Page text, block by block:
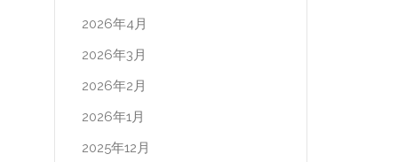
2026年4月
2026年3月
2026年2月
2026年1月
2025年12月